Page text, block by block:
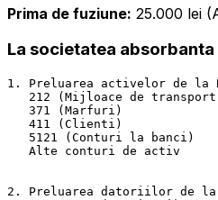
Prima de fuziune: 25.000 lei
La societatea absorbanta
1. Preluarea activelor de la
212 (Mijloace de
371 (Marfuri)
411 (Clienti)
5121 (Conturi la banci)
Alte conturi de activ
2. Preluarea datoriilor de la